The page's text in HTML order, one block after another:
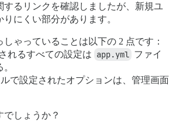
するリンクを確認しましたが、新規ユ
にくい部分があります。
ゃっていることは以下の 2 点です：
れるすべての設定は app.yml ファイ
で設定されたオプションは、管理画面
でしょうか？